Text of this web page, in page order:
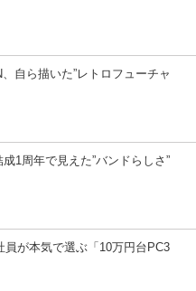
自ら描いた”レトロフューチャ
1周年で見えた”バンドらしさ”
員が本気で選ぶ「10万円台PC3